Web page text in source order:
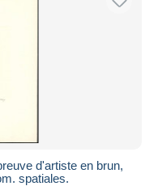
d'artiste en brun,
spatiales.